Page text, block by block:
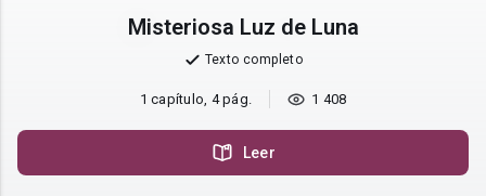
Misteriosa Luz de Luna
Texto completo
1 capítulo, 4 pág. 1 408
Leer